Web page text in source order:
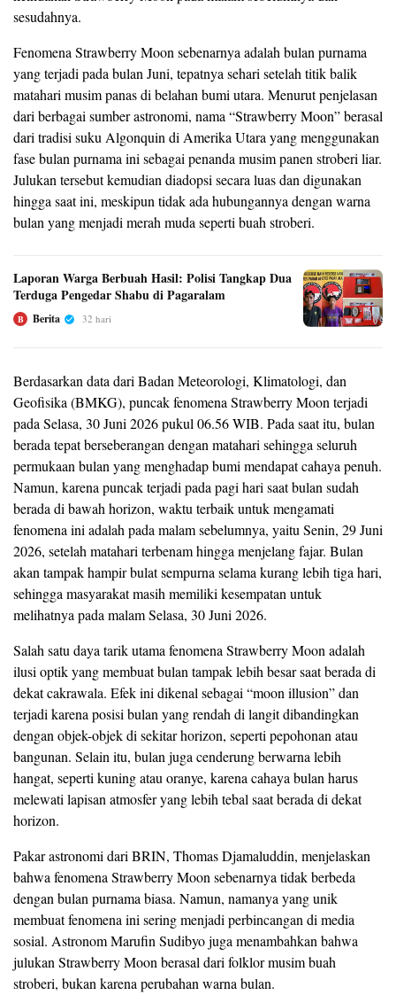
sesudahnya.
Fenomena Strawberry Moon sebenarnya adalah bulan purnama
yang terjadi pada bulan Juni, tepatnya sehari setelah titik balik
matahari musim panas di belahan bumi utara. Menurut penjelasan
dari berbagai sumber astronomi, nama “Strawberry Moon” berasal
dari tradisi suku Algonquin di Amerika Utara yang menggunakan
fase bulan purnama ini sebagai penanda musim panen stroberi liar.
Julukan tersebut kemudian diadopsi secara luas dan digunakan
hingga saat ini, meskipun tidak ada hubungannya dengan warna
bulan yang menjadi merah muda seperti buah stroberi.
Laporan Warga Berbuah Hasil: Polisi Tangkap Dua
Terduga Pengedar Shabu di Pagaralam
B Berita 32 hari
Berdasarkan data dari Badan Meteorologi, Klimatologi, dan
Geofisika (BMKG), puncak fenomena Strawberry Moon terjadi
pada Selasa, 30 Juni 2026 pukul 06.56 WIB. Pada saat itu, bulan
berada tepat berseberangan dengan matahari sehingga seluruh
permukaan bulan yang menghadap bumi mendapat cahaya penuh.
Namun, karena puncak terjadi pada pagi hari saat bulan sudah
berada di bawah horizon, waktu terbaik untuk mengamati
fenomena ini adalah pada malam sebelumnya, yaitu Senin, 29 Juni
2026, setelah matahari terbenam hingga menjelang fajar. Bulan
akan tampak hampir bulat sempurna selama kurang lebih tiga hari,
sehingga masyarakat masih memiliki kesempatan untuk
melihatnya pada malam Selasa, 30 Juni 2026.
Salah satu daya tarik utama fenomena Strawberry Moon adalah
ilusi optik yang membuat bulan tampak lebih besar saat berada di
dekat cakrawala. Efek ini dikenal sebagai “moon illusion” dan
terjadi karena posisi bulan yang rendah di langit dibandingkan
dengan objek-objek di sekitar horizon, seperti pepohonan atau
bangunan. Selain itu, bulan juga cenderung berwarna lebih
hangat, seperti kuning atau oranye, karena cahaya bulan harus
melewati lapisan atmosfer yang lebih tebal saat berada di dekat
horizon.
Pakar astronomi dari BRIN, Thomas Djamaluddin, menjelaskan
bahwa fenomena Strawberry Moon sebenarnya tidak berbeda
dengan bulan purnama biasa. Namun, namanya yang unik
membuat fenomena ini sering menjadi perbincangan di media
sosial. Astronom Marufin Sudibyo juga menambahkan bahwa
julukan Strawberry Moon berasal dari folklor musim buah
stroberi, bukan karena perubahan warna bulan.